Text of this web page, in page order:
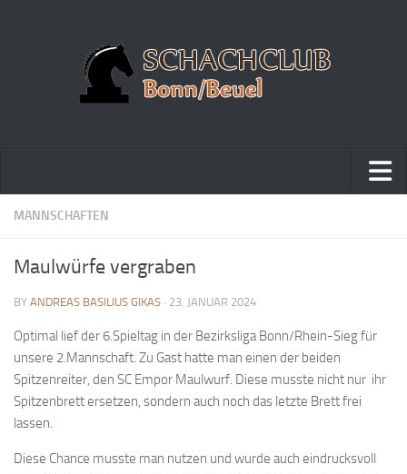
Home
Vereinsmeisterschaft
Vereinspokalturnier
Vereinsschnellschachmeisterschaft
Blitzturnierserie
Schnellturnierserie
Bayernpokal
Sommerturnier
MANNSCHAFTEN
Maulwürfe vergraben
BY ANDREAS BASILIUS GIKAS · 23. JANUAR 2024
Optimal lief der 6.Spieltag in der Bezirksliga Bonn/Rhein-Sieg für
unsere 2.Mannschaft. Zu Gast hatte man einen der beiden
Spitzenreiter, den SC Empor Maulwurf. Diese musste nicht nur ihr
Spitzenbrett ersetzen, sondern auch noch das letzte Brett frei
lassen.
Diese Chance musste man nutzen und wurde auch eindrucksvoll